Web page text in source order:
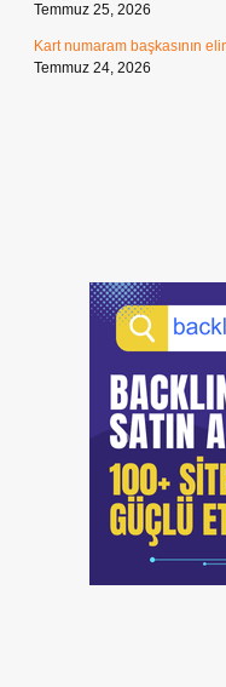
Temmuz 25, 2026
Kart numaram başkasının
Temmuz 24, 2026